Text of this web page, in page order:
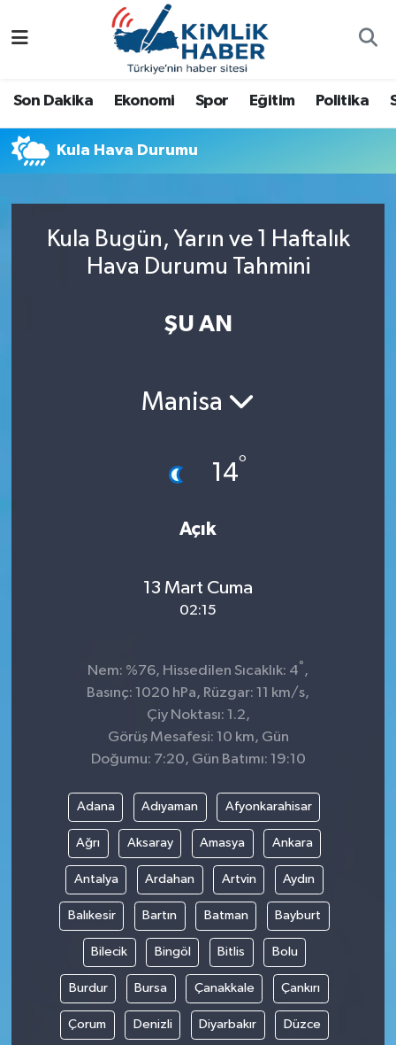
Son Dakika Ekonomi Spor Eğitim Politika
Kula Hava Durumu
Kula Bugün, Yarın ve 1 Haftalık
Hava Durumu Tahmini
ŞU AN
Manisa
14°
Açık
13 Mart Cuma
02:15
Nem: %76, Hissedilen Sıcaklık: 4° ,
Basınç: 1020 hPa, Rüzgar: 11 km/s,
Çiy Noktası: 1.2,
Görüş Mesafesi: 10 km, Gün
Doğumu: 7:20, Gün Batımı: 19:10
Adana Adıyaman Afyonkarahisar
Ağrı Aksaray Amasya Ankara
Antalya Ardahan Artvin Aydın
Balıkesir Bartın Batman Bayburt
Bilecik Bingöl Bitlis Bolu
Burdur Bursa Çanakkale Çankırı
Çorum Denizli Diyarbakır Düzce
Antalya
Dünya
Eğitim
Sağlık
Son Dakika
Spor
Teknoloji
Nöbetçi Eczaneler
Namaz Vakitleri
Trafik Durumu
Süper Lig Puan Durumu ve Fikstür
Son Dakika Haberleri